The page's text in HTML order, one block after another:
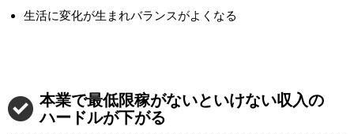
生活に変化が生まれバランスがよくなる
本業で最低限稼がないといけない収入の
ハードルが下がる